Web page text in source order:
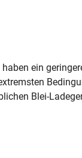
ein
Blei-